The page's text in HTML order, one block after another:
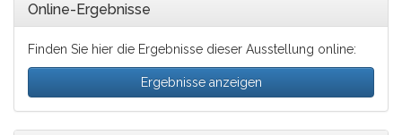
Online-Ergebnisse
Finden Sie hier die Ergebnisse dieser Ausstellung online:
Ergebnisse anzeigen